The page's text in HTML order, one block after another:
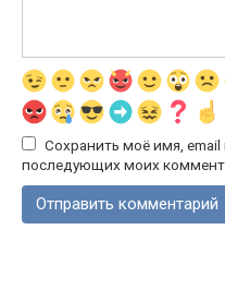
Сохранить моё имя, email
последующих моих